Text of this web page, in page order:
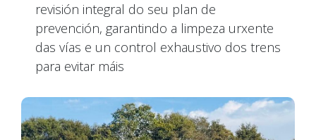
revisión integral do seu plan de
prevención, garantindo a limpeza urxente
das vías e un control exhaustivo dos trens
para evitar máis